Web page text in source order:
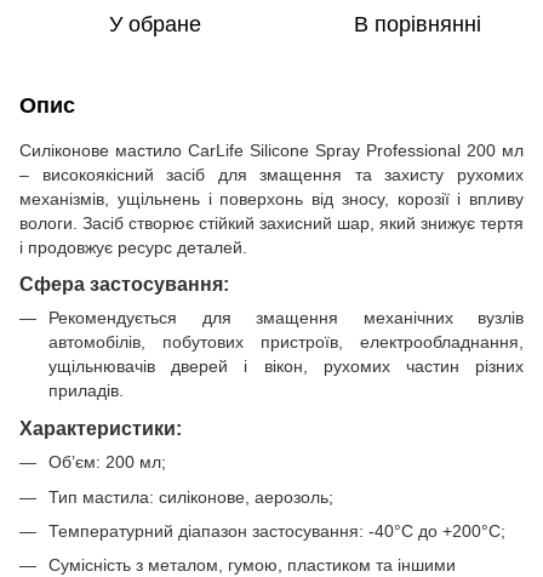
У обране В порівнянні
Опис
Силіконове мастило CarLife Silicone Spray Professional 200 мл
– високоякісний засіб для змащення та захисту рухомих
механізмів, ущільнень і поверхонь від зносу, корозії і впливу
вологи. Засіб створює стійкий захисний шар, який знижує тертя
і продовжує ресурс деталей.
Сфера застосування:
Рекомендується для змащення механічних вузлів
автомобілів, побутових пристроїв, електрообладнання,
ущільнювачів дверей і вікон, рухомих частин різних
приладів.
Характеристики:
Об’єм: 200 мл;
Тип мастила: силіконове, аерозоль;
Температурний діапазон застосування: -40°C до +200°C;
Сумісність з металом, гумою, пластиком та іншими